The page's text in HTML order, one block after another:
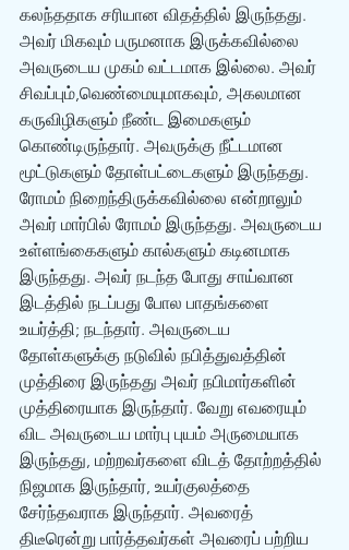
கலந்ததாக சரியான விதத்தில் இருந்தது.
அவர் மிகவும் பருமனாக இருக்கவில்லை
அவருடைய முகம் வட்டமாக இல்லை. அவர்
சிவப்பும்,வெண்மையுமாகவும், அகலமான
கருவிழிகளும் நீண்ட இமைகளும்
கொண்டிருந்தார். அவருக்கு நீட்டமான
மூட்டுகளும் தோள்பட்டைகளும் இருந்தது.
ரோமம் நிறைந்திருக்கவில்லை என்றாலும்
அவர் மார்பில் ரோமம் இருந்தது. அவருடைய
உள்ளங்கைகளும் கால்களும் கடினமாக
இருந்தது. அவர் நடந்த போது சாய்வான
இடத்தில் நடப்பது போல பாதங்களை
உயர்த்தி; நடந்தார். அவருடைய
தோள்களுக்கு நடுவில் நபித்துவத்தின்
முத்திரை இருந்தது அவர் நபிமார்களின்
முத்திரையாக இருந்தார். வேறு எவரையும்
விட அவருடைய மார்பு புயம் அருமையாக
இருந்தது, மற்றவர்களை விடத் தோற்றத்தில்
நிஜமாக இருந்தார், உயர்குலத்தை
சேர்ந்தவராக இருந்தார். அவரைத்
திடீரென்று பார்த்தவர்கள் அவரைப் பற்றிய